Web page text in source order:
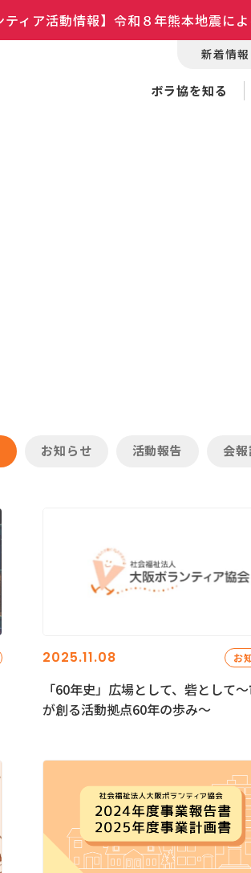
ティア活動情報】令和８年熊本地震に
新着情報
ボラ協を知る
お知らせ 活動報告 会
2025.11.08 お
「60年史」広場として、砦として
が創る活動拠点60年の歩み～